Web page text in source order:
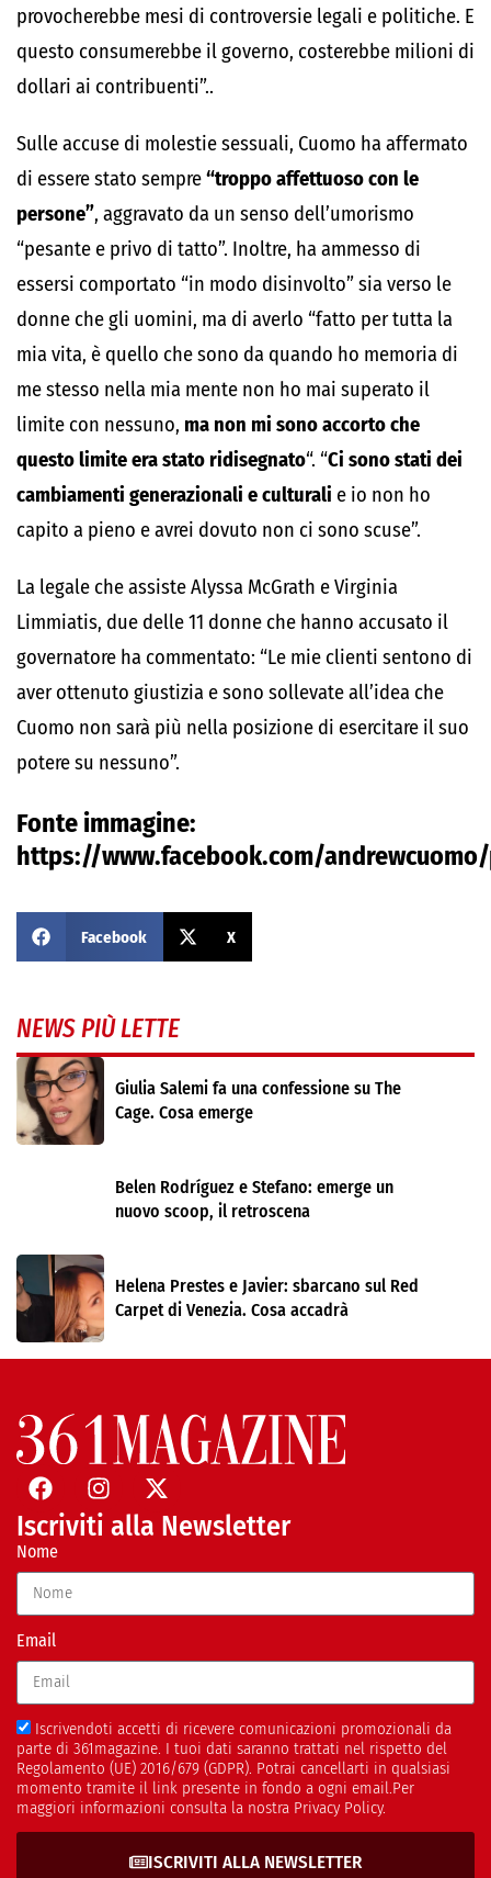
provocherebbe mesi di controversie legali e politiche. E
questo consumerebbe il governo, costerebbe milioni di
dollari ai contribuenti”..
Sulle accuse di molestie sessuali, Cuomo ha affermato
di essere stato sempre“troppo affettuoso con le
persone”, aggravato da un senso dell’umorismo
“pesante e privo di tatto”. Inoltre, ha ammesso di
essersi comportato “in modo disinvolto” sia verso le
donne che gli uomini, ma di averlo “fatto per tutta la
mia vita, è quello che sono da quando ho memoria di
me stesso nella mia mente non ho mai superato il
limite con nessuno, ma non mi sono accorto che
questo limite era stato ridisegnato“. “Ci sono stati dei
cambiamenti generazionali e culturali e io non ho
capito a pieno e avrei dovuto non ci sono scuse”.
La legale che assiste Alyssa McGrath e Virginia
Limmiatis, due delle 11 donne che hanno accusato il
governatore ha commentato: “Le mie clienti sentono di
aver ottenuto giustizia e sono sollevate all’idea che
Cuomo non sarà più nella posizione di esercitare il suo
potere su nessuno”.
Fonte immagine:
https://www.facebook.com/
Facebook X
NEWS PIÙ LETTE
Giulia Salemi fa una confessione su The
Cage. Cosa emerge
Belen Rodríguez e Stefano: emerge un
nuovo scoop, il retroscena
Helena Prestes e Javier: sbarcano sul Red
Carpet di Venezia. Cosa accadrà
Iscriviti alla Newsletter
Nome
Email
Iscrivendoti accetti di ricevere comunicazioni promozionali da
parte di 361magazine. I tuoi dati saranno trattati nel rispetto del
Regolamento (UE) 2016/679 (GDPR). Potrai cancellarti in qualsiasi
momento tramite il link presente in fondo a ogni email.Per
maggiori informazioni consulta la nostra Privacy Policy.
ISCRIVITI ALLA NEWSLETTER